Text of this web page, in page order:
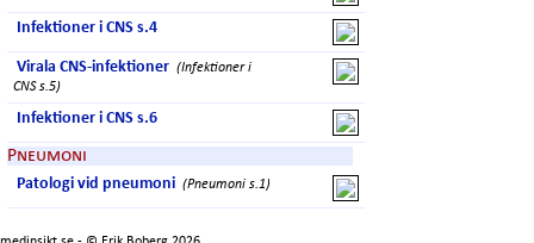
Infektioner i CNS s.4
Virala CNS-infektioner (Infektioner i
CNS s.5)
Infektioner i CNS s.6
Pneumoni
Patologi vid pneumoni (Pneumoni s.1)